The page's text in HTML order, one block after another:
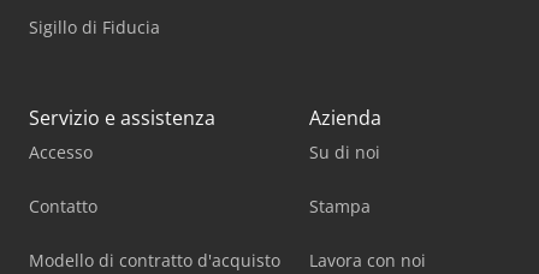
Sigillo di Fiducia
Servizio e assistenza
Accesso
Contatto
Modello di contratto d'acquisto
Azienda
Su di noi
Stampa
Lavora con noi